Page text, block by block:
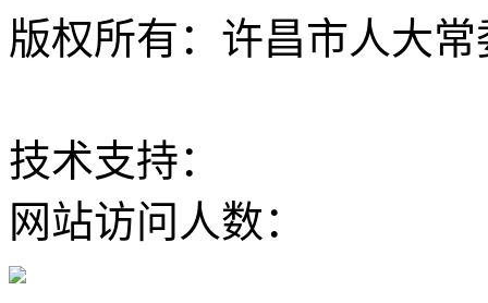
版权所有：许昌市人大
技术支持：
网站访问人数：